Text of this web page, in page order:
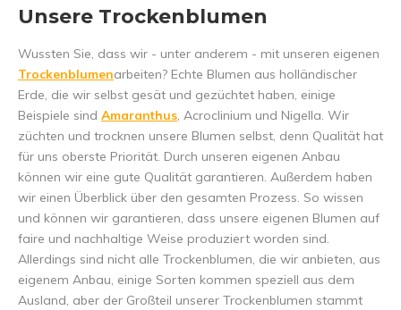
Unsere Trockenblumen
Wussten Sie, dass wir - unter anderem - mit unseren eigenen
Trockenblumenarbeiten? Echte Blumen aus holländischer
Erde, die wir selbst gesät und gezüchtet haben, einige
Beispiele sind Amaranthus, Acroclinium und Nigella. Wir
züchten und trocknen unsere Blumen selbst, denn Qualität hat
für uns oberste Priorität. Durch unseren eigenen Anbau
können wir eine gute Qualität garantieren. Außerdem haben
wir einen Überblick über den gesamten Prozess. So wissen
und können wir garantieren, dass unsere eigenen Blumen auf
faire und nachhaltige Weise produziert worden sind.
Allerdings sind nicht alle Trockenblumen, die wir anbieten, aus
eigenem Anbau, einige Sorten kommen speziell aus dem
Ausland, aber der Großteil unserer Trockenblumen stammt